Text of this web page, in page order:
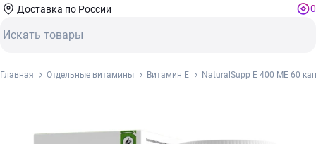
Доставка по России 0
Главная Отдельные витамины Витамин Е NaturalSupp Е 400 МЕ 60